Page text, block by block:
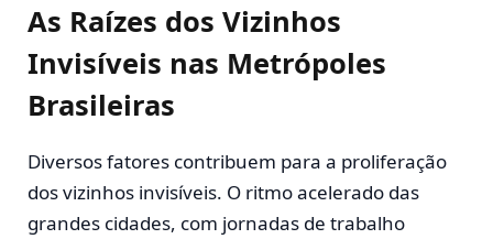
As Raízes dos Vizinhos
Invisíveis nas Metrópoles
Brasileiras
Diversos fatores contribuem para a proliferação
dos vizinhos invisíveis. O ritmo acelerado das
grandes cidades, com jornadas de trabalho